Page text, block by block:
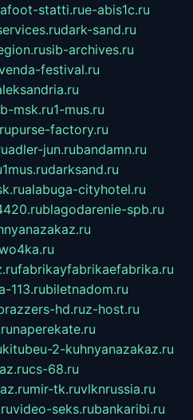
statti.rue-abis1c.ru
dark-sand.ru
sib-archives.ru
festival.ru
msk.ru1-mus.ru
purse-factory.ru
adler-jun.rubandamn.ru
1mus.rudarksand.ru
alabuga-cityhotel.ru
blagodarenie-spb.ru
fabrikayfabrikaefabrika.ru
113.rubiletnadom.ru
hd.ruz-host.ru
naperekate.ru
kitubeu-2-kuhnyanazakaz.ru
cs-68.ru
mir-tk.ruvlknrussia.ru
video-seks.rubankaribi.ru